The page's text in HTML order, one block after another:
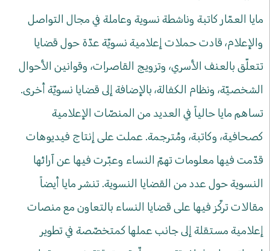
مايا العمّار كاتبة وناشطة نسوية وعاملة في مجال التواصل
والإعلام، قادت حملات إعلامية نسويّة عدّة حول قضايا
تتعلّق بالعنف الأسري، وتزويج القاصرات، وقوانين الأحوال
الشخصيّة، ونظام الكفالة، بالإضافة إلى قضايا نسويّة أخرى.
تساهم مايا حالياً في العديد من المنصّات الإعلامية
كصحافية، وكاتبة، ومُترجمة. عملت على إنتاج فيديوهات
قدّمت فيها معلومات تهمّ النساء وعبّرت فيها عن آرائها
النسوية حول عدد من القضايا النسوية. تنشر مايا أيضاً
مقالات تركّز فيها على قضايا النساء بالتعاون مع منصات
إعلامية مستقلة إلى جانب عملها كمتخصّصة في تطوير